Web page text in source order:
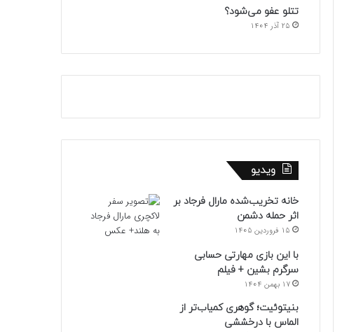
تتلو عفو می‌شود؟
25 آذر 1404
ویدیو
خانه تخریب‌شده مارال فرجاد بر
اثر حمله دشمن
15 فروردین 1405
با این بازی مهارتی حسابی
سرگرم بشین + فیلم
17 بهمن 1404
بنیتوئیت؛ گوهری کمیاب‌تر از
الماس با درخششی